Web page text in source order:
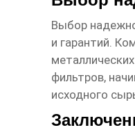
Выбор
и гарантий.
фильтров,
исходного